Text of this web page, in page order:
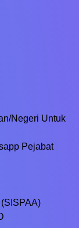
Negeri Untuk
Pejabat